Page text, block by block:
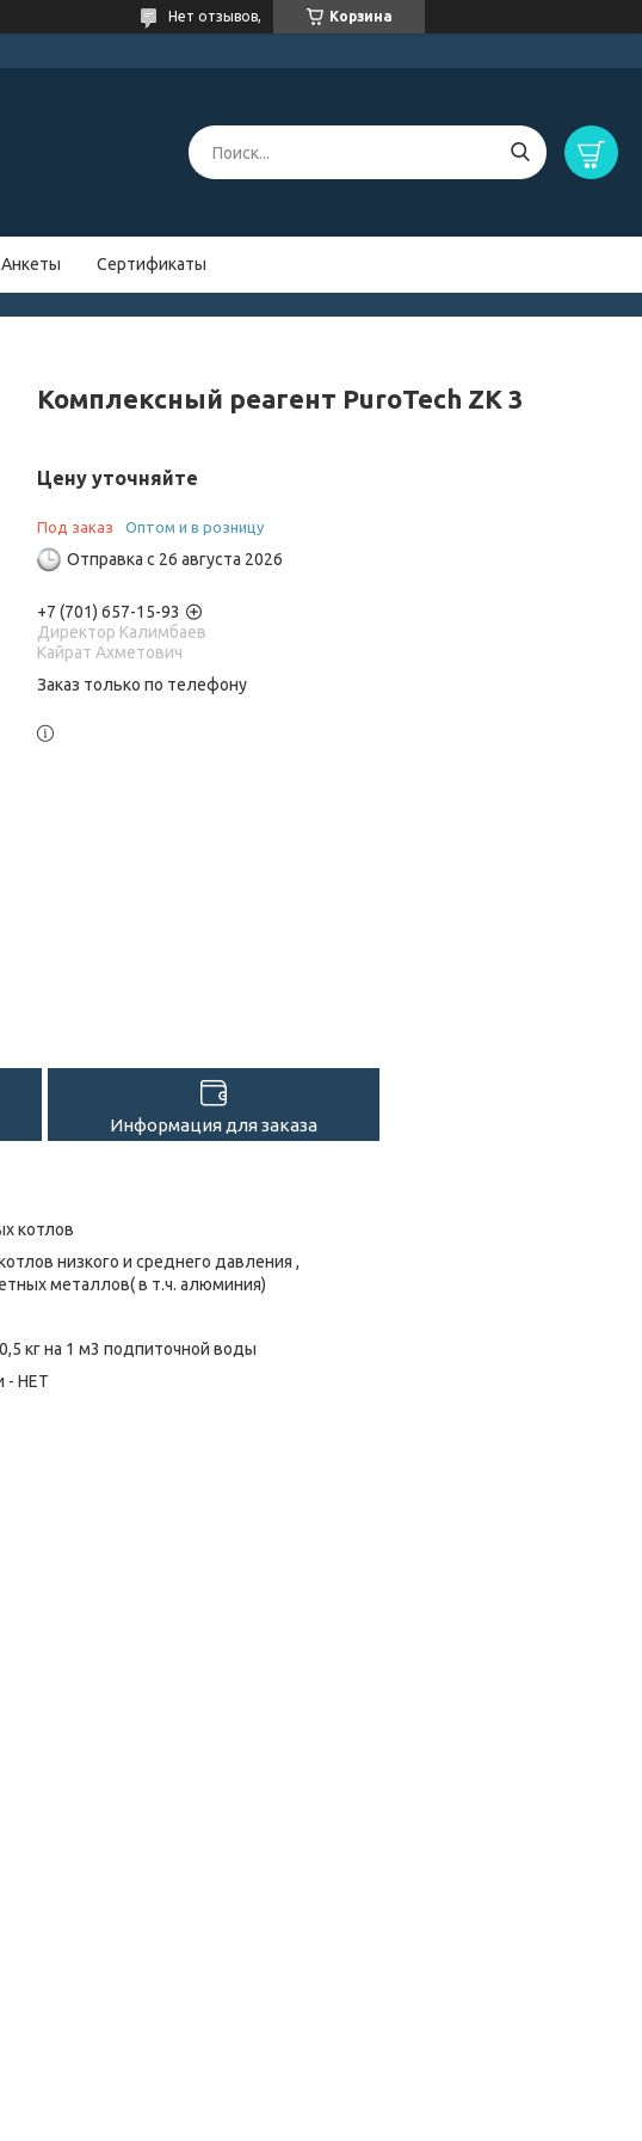
Корзина
Нет отзывов,
Анкеты Сертификаты
Комплексный реагент PuroTech ZK 3
Цену уточняйте
Под заказ Оптом и в розницу
Отправка с 26 августа 2026
+7 (701) 657-15-93
Директор Калимбаев
Кайрат Ахметович
Заказ только по телефону
Информация для заказа
котлов
низкого и среднего давления ,
металлов( в т.ч. алюминия)
кг на 1 м3 подпиточной воды
- НЕТ